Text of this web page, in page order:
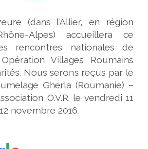
(dans l’Allier, en région
Alpes) accueillera ce
rencontres nationales de
Opération Villages Roumains
Nous serons reçus par le
Gherla (Roumanie) –
O.V.R. le vendredi 11
novembre 2016.